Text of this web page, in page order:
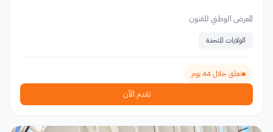
المعرض الوطني للفنون
الولايات المتحدة
تغلق خلال 44 يوم
تقدم الآن